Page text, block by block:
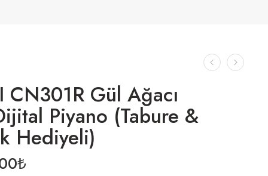
CN301R Gül Ağacı
Piyano (Tabure &
Hediyeli)
₺